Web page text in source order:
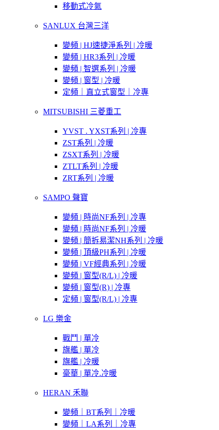
移動式冷氣
SANLUX 台灣三洋
變頻 | HJ速捷淨系列 | 冷暖
變頻 | HR3系列 | 冷暖
變頻 | 智選系列 | 冷暖
變頻 | 窗型 | 冷暖
定頻｜直立式窗型｜冷專
MITSUBISHI 三菱重工
YVST . YXST系列 | 冷專
ZST系列 | 冷暖
ZSXT系列 | 冷暖
ZTLT系列 | 冷暖
ZRT系列 | 冷暖
SAMPO 聲寶
變頻 | 時尚NF系列 | 冷專
變頻 | 時尚NF系列 | 冷暖
變頻 | 簡拆易潔NH系列 | 冷暖
變頻 | 頂級PH系列 | 冷暖
變頻 | VF經典系列 | 冷暖
變頻 | 窗型(R/L) | 冷暖
變頻 | 窗型(R) | 冷專
定頻 | 窗型(R/L) | 冷專
LG 樂金
戰鬥 | 單冷
旗艦 | 單冷
旗艦 | 冷暖
豪華 | 單冷.冷暖
HERAN 禾聯
變頻｜BT系列｜冷暖
變頻｜LA系列｜冷專